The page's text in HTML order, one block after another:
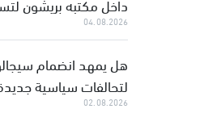
04.08.2026
هل يمهد انضمام
لتحالفات سياسية
02.08.2026